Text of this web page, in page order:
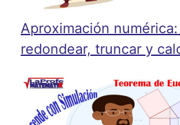
Aproximación
redondear, truncar y